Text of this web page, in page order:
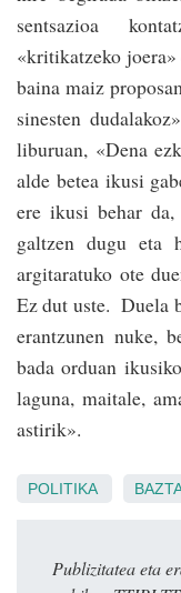
sentsazioa
«kritikatzeko
baina maiz
sinesten
liburuan, «Dena
alde betea ikusi
ere ikusi behar da,
galtzen dugu eta
argitaratuko ote
Ez dut uste. Duela
erantzunen nuke,
bada orduan
laguna, maitale,
astirik».
POLITIKA
Publizitatea eta